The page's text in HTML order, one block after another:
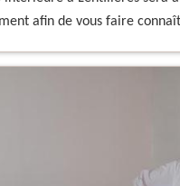
afin de vous faire